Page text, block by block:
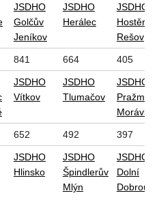
JSDHO
Golčův
Jeníkov
JSDHO
Herálec
JSDHO
Rešov
841 664 405
JSDHO
Vítkov
JSDHO
Tlumačov
JSDHO
Pražmo-
Morávka
652 492 397
JSDHO
Hlinsko
JSDHO
Špindlerův
Mlýn
JSDHO
Dolní
Dobrouč